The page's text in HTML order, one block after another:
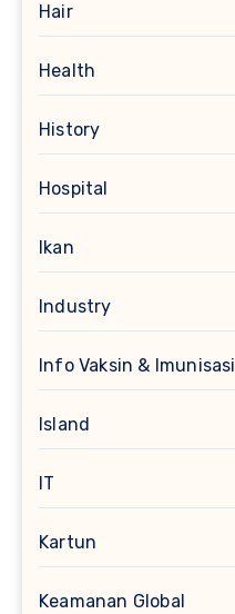
Hair
Health
History
Hospital
Ikan
Industry
Info Vaksin & Imunisasi
Island
IT
Kartun
Keamanan Global